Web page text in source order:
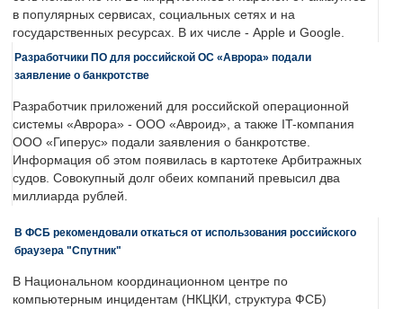
в популярных сервисах, социальных сетях и на
государственных ресурсах. В их числе - Apple и Google.
Разработчики ПО для российской ОС «Аврора» подали
заявление о банкротстве
Разработчик приложений для российской операционной
системы «Аврора» - ООО «Авроид», а также IT-компания
ООО «Гиперус» подали заявления о банкротстве.
Информация об этом появилась в картотеке Арбитражных
судов. Совокупный долг обеих компаний превысил два
миллиарда рублей.
В ФСБ рекомендовали откаться от использования российского
браузера "Спутник"
В Национальном координационном центре по
компьютерным инцидентам (НКЦКИ, структура ФСБ)